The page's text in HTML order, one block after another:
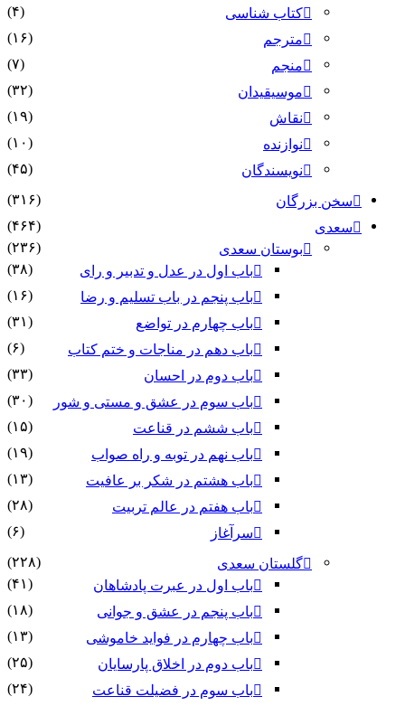
کتاب شناسی
(۴)
مترجم
(۱۶)
منجم
(۷)
موسیقیدان
(۳۲)
نقاش
(۱۹)
نوازنده
(۱۰)
نویسندگان
(۴۵)
سخن بزرگان
(۳۱۶)
سعدی
(۴۶۴)
بوستان سعدی
(۲۳۶)
باب اول در عدل و تدبیر و رای
(۳۸)
باب پنجم در باب تسلیم و رضا
(۱۶)
باب چهارم در تواضع
(۳۱)
باب دهم در مناجات و ختم کتاب
(۶)
باب دوم در احسان
(۳۳)
باب سوم در عشق و مستی و شور
(۳۰)
باب ششم در قناعت
(۱۵)
باب نهم در توبه و راه صواب
(۱۹)
باب هشتم در شکر بر عافیت
(۱۳)
باب هفتم در عالم تربیت
(۲۸)
سرآغاز
(۶)
گلستان سعدی
(۲۲۸)
باب اول در عبرت پادشاهان
(۴۱)
باب پنجم در عشق و جوانى
(۱۸)
باب چهارم در فواید خاموشى
(۱۳)
باب دوم در اخلاق پارسایان
(۲۵)
باب سوم در فضیلت قناعت
(۲۴)